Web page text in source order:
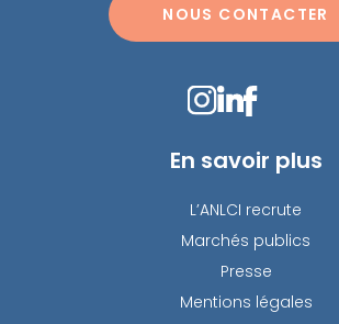
NOUS CONTACTER
En savoir plus
L’ANLCI recrute
Marchés publics
Presse
Mentions légales